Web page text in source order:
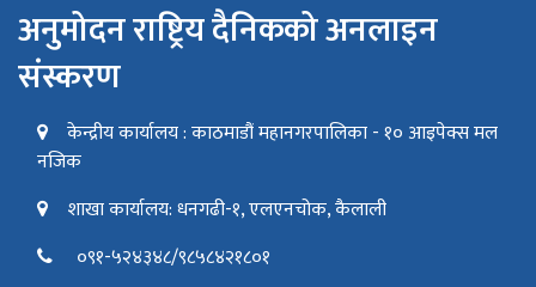
अनुमोदन राष्ट्रिय दैनिकको अनलाइन
संस्करण
केन्द्रीय कार्यालय : काठमाडौं महानगरपालिका - १० आइपेक्स मल
नजिक
शाखा कार्यालय: धनगढी-१, एलएनचोक, कैलाली
०९१-५२४३४८/९८५८४२१८०१